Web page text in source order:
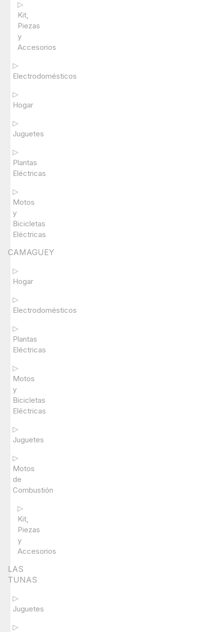
▷
Kit,
Piezas
y
Accesorios
▷
Electrodomésticos
▷
Hogar
▷
Juguetes
▷
Plantas
Eléctricas
▷
Motos
y
Bicicletas
Eléctricas
CAMAGUEY
▷
Hogar
▷
Electrodomésticos
▷
Plantas
Eléctricas
▷
Motos
y
Bicicletas
Eléctricas
▷
Juguetes
▷
Motos
de
Combustión
▷
Kit,
Piezas
y
Accesorios
LAS
TUNAS
▷
Juguetes
▷